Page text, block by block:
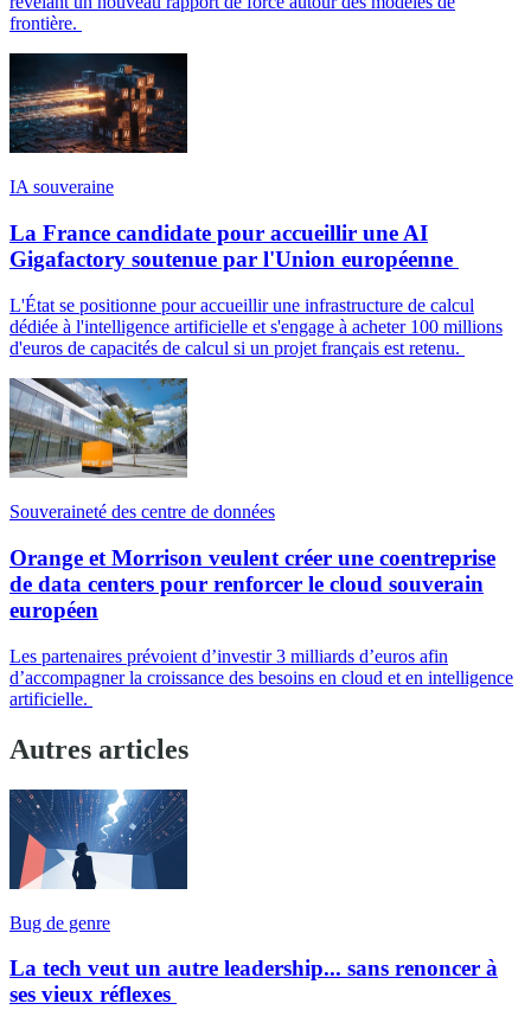
frontière.
IA souveraine
La France candidate pour accueillir une AI
Gigafactory soutenue par l'Union européenne
L'État se positionne pour accueillir une infrastructure de calcul
dédiée à l'intelligence artificielle et s'engage à acheter 100 millions
d'euros de capacités de calcul si un projet français est retenu.
Souveraineté des centre de données
Orange et Morrison veulent créer une coentreprise
de data centers pour renforcer le cloud souverain
européen
Les partenaires prévoient d’investir 3 milliards d’euros afin
d’accompagner la croissance des besoins en cloud et en intelligence
artificielle.
Autres articles
Bug de genre
La tech veut un autre leadership... sans renoncer à
ses vieux réflexes